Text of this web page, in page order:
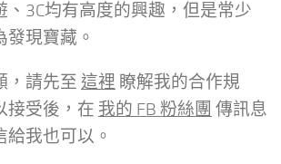
、3C均有高度的興趣，但是常少
發現寶藏。
，請先至 這裡 瞭解我的合作規
接受後，在 我的 FB 粉絲團 傳訊息
給我也可以。